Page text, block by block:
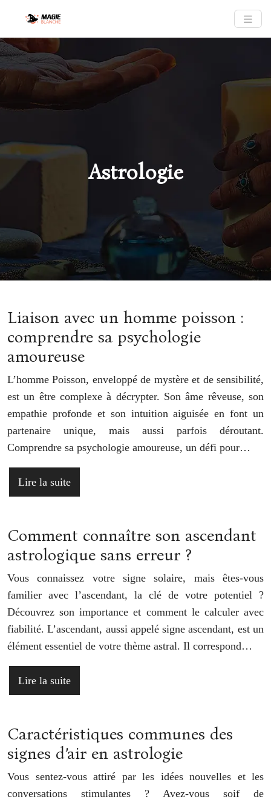
Astrologie
Liaison avec un homme poisson :
comprendre sa psychologie
amoureuse
L’homme Poisson, enveloppé de mystère et de sensibilité,
est un être complexe à décrypter. Son âme rêveuse, son
empathie profonde et son intuition aiguisée en font un
partenaire unique, mais aussi parfois déroutant.
Comprendre sa psychologie amoureuse, un défi pour…
Lire la suite
Comment connaître son ascendant
astrologique sans erreur ?
Vous connaissez votre signe solaire, mais êtes-vous
familier avec l’ascendant, la clé de votre potentiel ?
Découvrez son importance et comment le calculer avec
fiabilité. L’ascendant, aussi appelé signe ascendant, est un
élément essentiel de votre thème astral. Il correspond…
Lire la suite
Caractéristiques communes des
signes d’air en astrologie
Vous sentez-vous attiré par les idées nouvelles et les
conversations stimulantes ? Avez-vous soif de